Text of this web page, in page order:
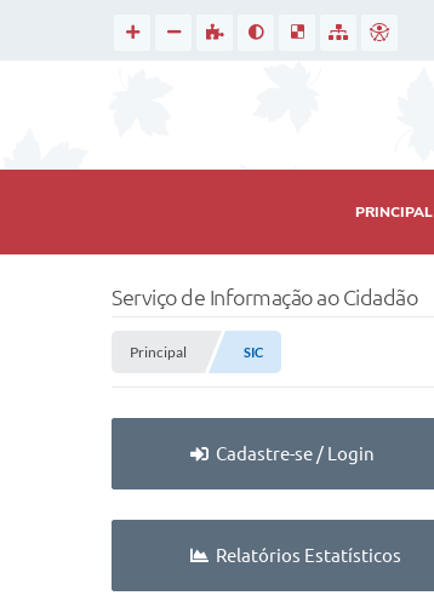
PRINCIPAL
Serviço de Informação ao Cidadão
Principal SIC
Cadastre-se / Login
Relatórios Estatísticos